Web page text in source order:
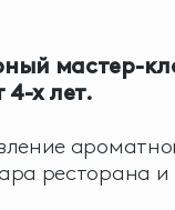
мастер-
4-х лет.
ресторана